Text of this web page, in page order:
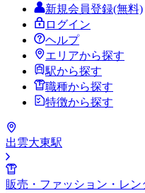
新規会員登録(無料)
ログイン
ヘルプ
エリアから探す
駅から探す
職種から探す
特徴から探す
出雲大東駅
販売・ファッション・レ